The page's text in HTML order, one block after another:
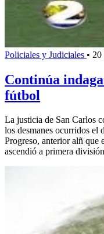
Policiales y Judiciales • 20
Continúa
fútbol
La justicia de San Carlos
los desmanes ocurridos el
Progreso, anterior alñ que
ascendió a primera